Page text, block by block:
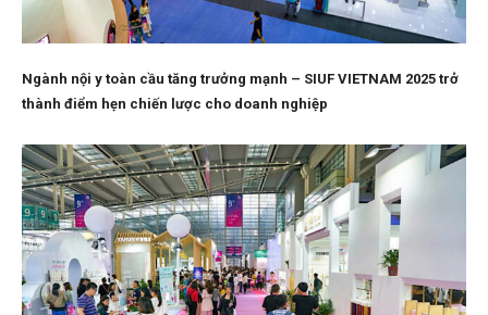
Ngành nội y toàn cầu tăng trưởng mạnh – SIUF VIETNAM 2025 trở
thành điểm hẹn chiến lược cho doanh nghiệp